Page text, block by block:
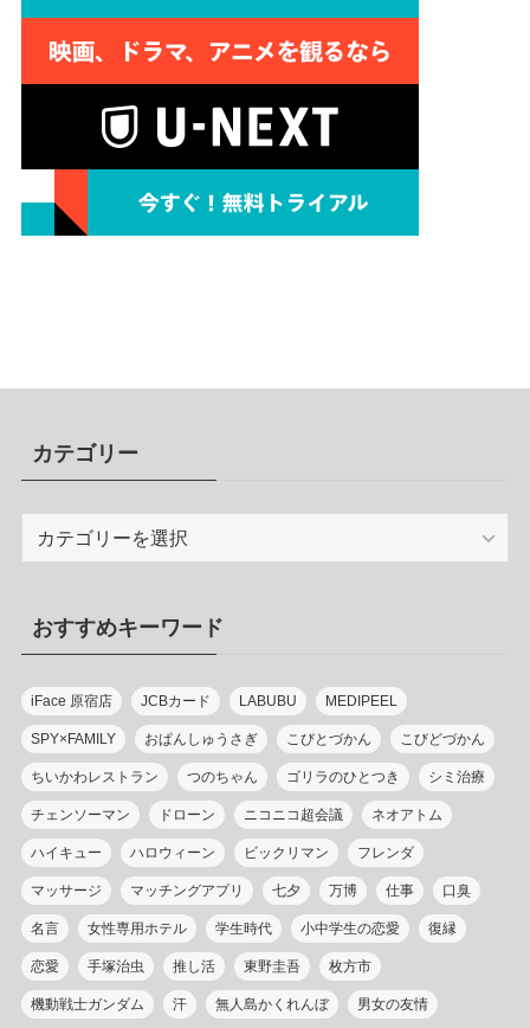
カテゴリー
リ
ー
おすすめキーワード
iFace 原宿店 JCBカード LABUBU MEDIPEEL
SPY×FAMILY おぱんしゅうさぎ こびとづかん こびどづかん
ちいかわレストラン つのちゃん ゴリラのひとつき シミ治療
チェンソーマン ドローン ニコニコ超会議 ネオアトム
ハイキュー ハロウィーン ビックリマン フレンダ
マッサージ マッチングアプリ 七夕 万博 仕事 口臭
名言 女性専用ホテル 学生時代 小中学生の恋愛 復縁
恋愛 手塚治虫 推し活 東野圭吾 枚方市
機動戦士ガンダム 汗 無人島かくれんぼ 男女の友情